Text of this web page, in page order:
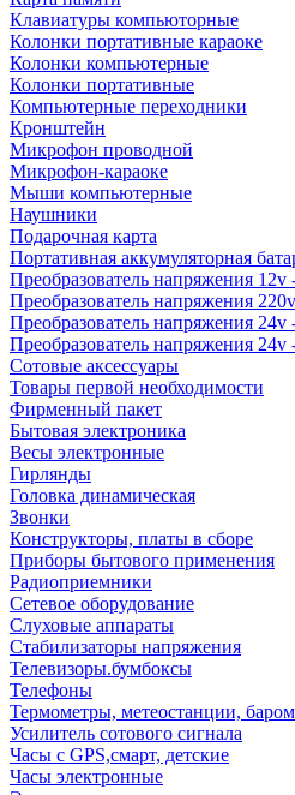
Клавиатуры компьюторные
Колонки портативные караоке
Колонки компьютерные
Колонки портативные
Компьютерные переходники
Кронштейн
Микрофон проводной
Микрофон-караоке
Мыши компьютерные
Наушники
Подарочная карта
Портативная аккумуляторная
Преобразователь напряжения 12v
Преобразователь напряжения
Преобразователь напряжения 24v
Преобразователь напряжения 24v
Сотовые аксессуары
Товары первой необходимости
Фирменный пакет
Бытовая электроника
Весы электронные
Гирлянды
Головка динамическая
Звонки
Конструкторы, платы в сборе
Приборы бытового применения
Радиоприемники
Сетевое оборудование
Слуховые аппараты
Стабилизаторы напряжения
Телевизоры.бумбоксы
Телефоны
Термометры, метеостанции,
Усилитель сотового сигнала
Часы с GPS,смарт, детские
Часы электронные